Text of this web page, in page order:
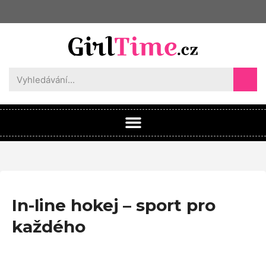
In-line hokej – sport pro
každého